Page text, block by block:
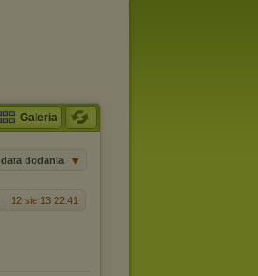
Galeria
data dodania
12 sie 13 22:41